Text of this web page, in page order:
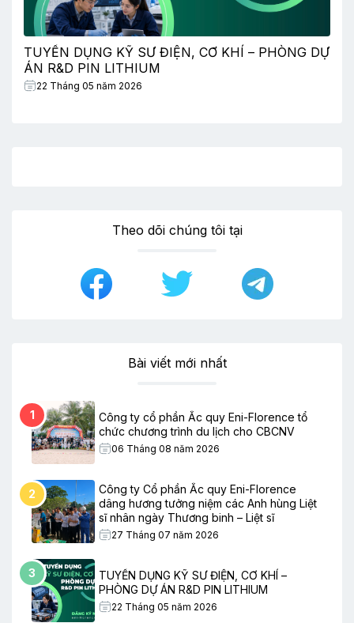
TUYỂN DỤNG KỸ SƯ ĐIỆN, CƠ KHÍ – PHÒNG DỰ
ÁN R&D PIN LITHIUM
22 Tháng 05 năm 2026
Theo dõi chúng tôi tại
Bài viết mới nhất
1
Công ty cổ phần Ắc quy Eni-Florence tổ
chức chương trình du lịch cho CBCNV
06 Tháng 08 năm 2026
2
Công ty Cổ phần Ắc quy Eni-Florence
dâng hương tưởng niệm các Anh hùng Liệt
sĩ nhân ngày Thương binh – Liệt sĩ
27 Tháng 07 năm 2026
3
TUYỂN DỤNG KỸ SƯ ĐIỆN, CƠ KHÍ –
PHÒNG DỰ ÁN R&D PIN LITHIUM
22 Tháng 05 năm 2026